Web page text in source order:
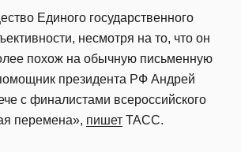
Единого государственного
несмотря на то, что он
похож на обычную письменную
президента РФ Андрей
с финалистами всероссийского
перемена», пишет ТАСС.